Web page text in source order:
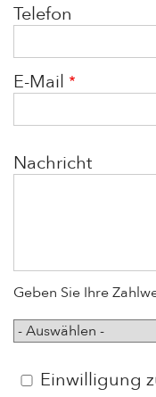
Telefon
E-Mail
Nachricht
Geben Sie Ihre
Zahlweise
Einwilligung